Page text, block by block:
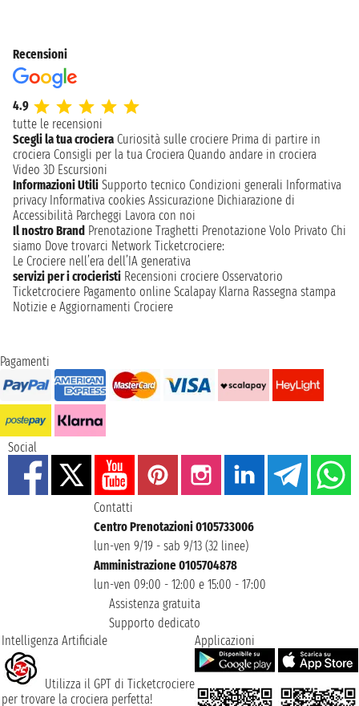
Recensioni
4.9
tutte le recensioni
Scegli la tua crociera Curiosità sulle crociere Prima di partire in
crociera Consigli per la tua Crociera Quando andare in crociera
Video 3D Escursioni
Informazioni Utili Supporto tecnico Condizioni generali Informativa
privacy Informativa cookies Assicurazione Dichiarazione di
Accessibilità Parcheggi Lavora con noi
Il nostro Brand Prenotazione Traghetti Prenotazione Volo Privato Chi
siamo Dove trovarci Network Ticketcrociere:
Le Crociere nell’era dell’IA generativa
servizi per i crocieristi Recensioni crociere Osservatorio
Ticketcrociere Pagamento online Scalapay Klarna Rassegna stampa
Notizie e Aggiornamenti Crociere
Pagamenti
Social
Contatti
Centro Prenotazioni 0105733006
lun-ven 9/19 - sab 9/13 (32 linee)
Amministrazione 0105704878
lun-ven 09:00 - 12:00 e 15:00 - 17:00
Assistenza gratuita
Supporto dedicato
Intelligenza Artificiale
Utilizza il GPT di Ticketcrociere
per trovare la crociera perfetta!
Applicazioni